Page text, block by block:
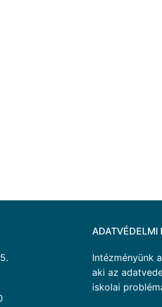
ADATVÉDELMI
Intézményünk
aki az
iskolai